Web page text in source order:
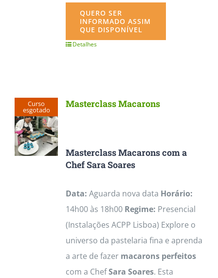
QUERO SER
INFORMADO ASSIM
QUE DISPONÍVEL
Detalhes
Curso
esgotado
Masterclass Macarons
Masterclass Macarons com a
Chef Sara Soares
Data: Aguarda nova data Horário:
14h00 às 18h00 Regime: Presencial
(Instalações ACPP Lisboa) Explore o
universo da pastelaria fina e aprenda
a arte de fazer macarons perfeitos
com a ChefSara Soares. Esta